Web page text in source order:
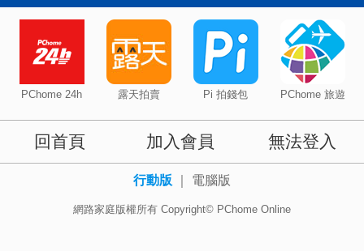
PChome 24h 露天拍賣 Pi 拍錢包 PChome 旅遊
回首頁 加入會員 無法登入
行動版 電腦版
網路家庭版權所有 Copyright© PChome Online